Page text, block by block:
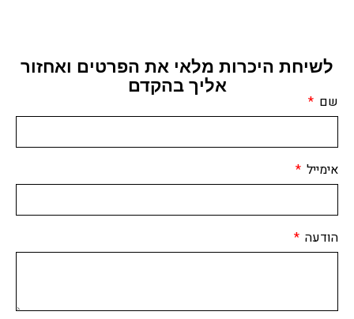
לשיחת היכרות מלאי את הפרטים ואחזור
אליך בהקדם
שם
אימייל
הודעה